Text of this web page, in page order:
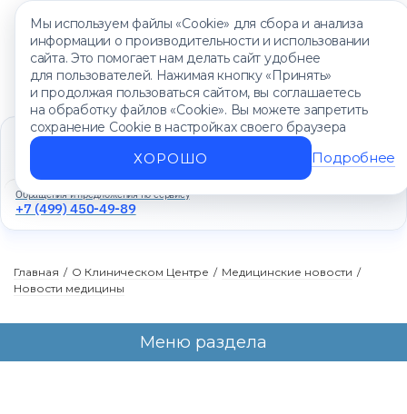
Мы используем файлы «Cookie» для сбора и анализа
информации о производительности и использовании
сайта. Это помогает нам делать сайт удобнее
для пользователей. Нажимая кнопку «Принять»
и продолжая пользоваться сайтом, вы соглашаетесь
на обработку файлов «Cookie». Вы можете запретить
сохранение Cookie в настройках своего браузера
ХОРОШО Подробнее
Единый контакт-центр
+7 (499) 450-88-89
Ежедневно с 8:00 до 20:00
Обращения и предложения по сервису
+7 (499) 450-49-89
Главная / О Клиническом Центре / Медицинские новости /
Новости медицины
Меню раздела